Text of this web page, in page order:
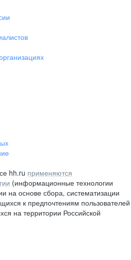
hh.ru применяются
(информационные технологии
на основе сбора, систематизации
к предпочтениям пользователей
на территории Российской